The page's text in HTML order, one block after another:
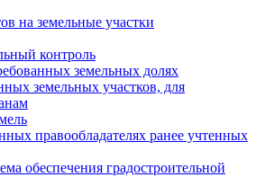
на земельные участки
контроль
земельных долях
земельных участков, для
правообладателях ранее учтенных
обеспечения градостроительной